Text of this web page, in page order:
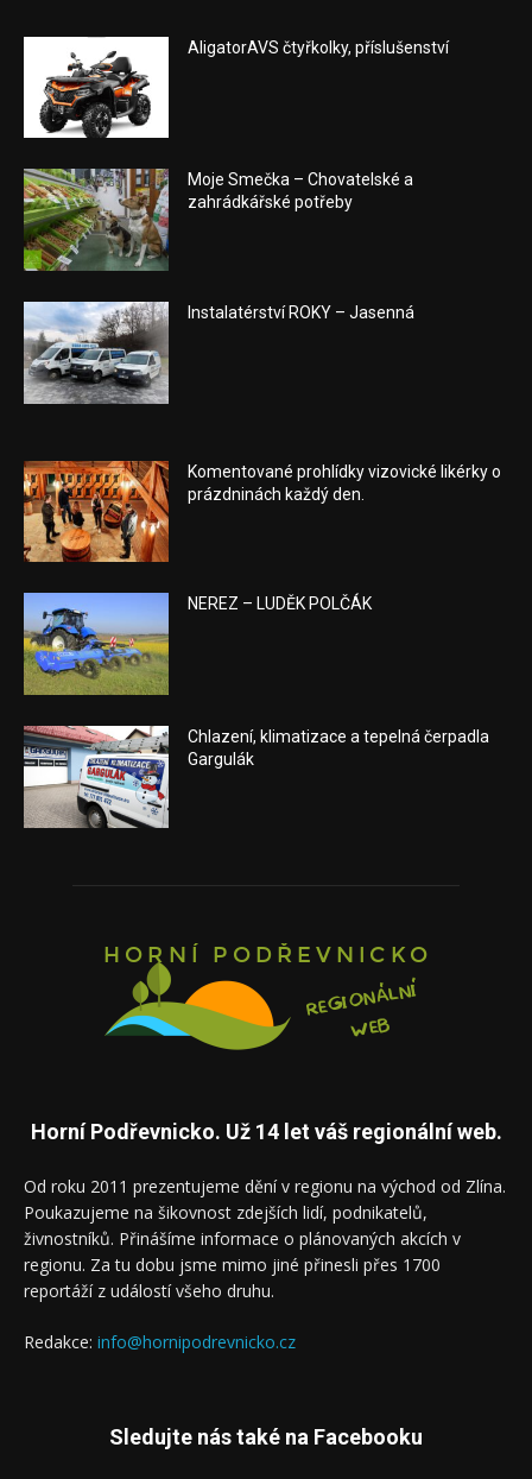
AligatorAVS čtyřkolky, příslušenství
Moje Smečka – Chovatelské a
zahrádkářské potřeby
Instalatérství ROKY – Jasenná
Komentované prohlídky vizovické likérky o
prázdninách každý den.
NEREZ – LUDĚK POLČÁK
Chlazení, klimatizace a tepelná čerpadla
Gargulák
Horní Podřevnicko. Už 14 let váš regionální web.
Od roku 2011 prezentujeme dění v regionu na východ od Zlína.
Poukazujeme na šikovnost zdejších lidí, podnikatelů,
živnostníků. Přinášíme informace o plánovaných akcích v
regionu. Za tu dobu jsme mimo jiné přinesli přes 1700
reportáží z událostí všeho druhu.
Redakce: info@hornipodrevnicko.cz
Sledujte nás také na Facebooku